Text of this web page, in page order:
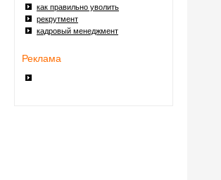
как правильно уволить
рекрутмент
кадровый менеджмент
Реклама